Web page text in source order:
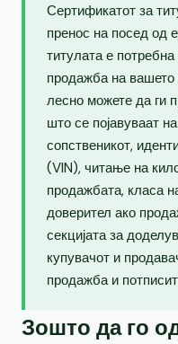
Сертификатот за
пренос на посед од
титулата е потребна
продажба на вашето
лесно можете да ги
што се појавуваат
сопственикот,
(VIN), читање на
продажбата, класа
доверител ако
секцијата за
купувачот и
продажба и
Зошто да го